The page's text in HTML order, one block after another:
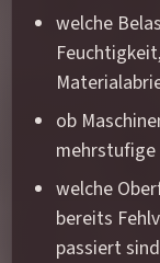
welche
ob
welche
bereits
passiert sind